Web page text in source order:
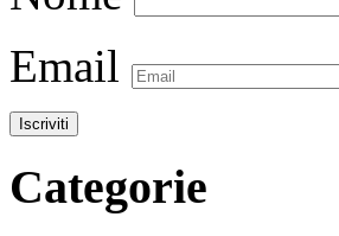
Email
Categorie